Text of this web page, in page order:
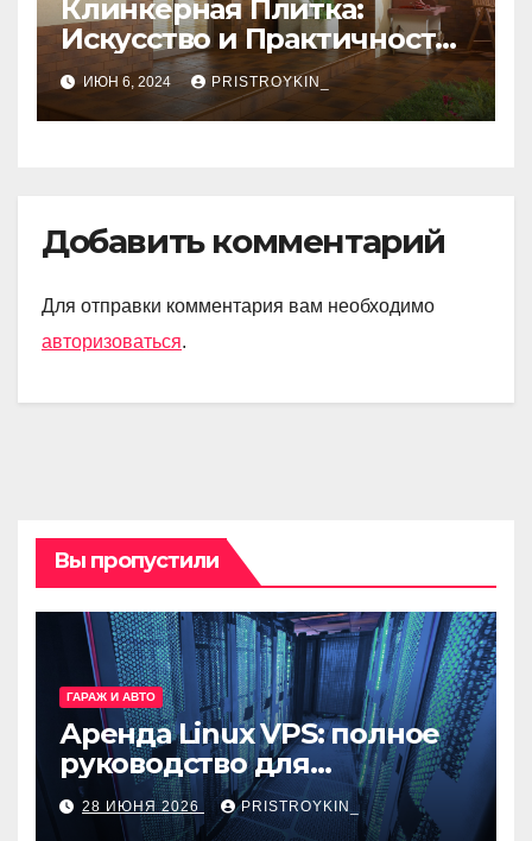
Клинкерная Плитка:
Искусство и Практичность
в Одном Материале
ИЮН 6, 2024 PRISTROYKIN_
Добавить комментарий
Для отправки комментария вам необходимо
авторизоваться.
Вы пропустили
ГАРАЖ И АВТО
Аренда Linux VPS: полное
руководство для
разработчиков и
администраторов
28 ИЮНЯ 2026 PRISTROYKIN_